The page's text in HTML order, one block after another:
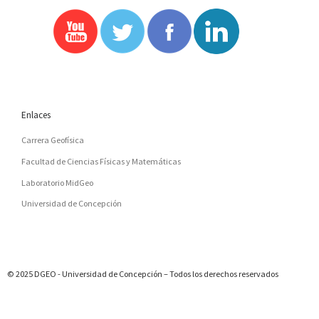
ENTRADAS
Enlaces
Carrera Geofísica
Facultad de Ciencias Físicas y Matemáticas
Laboratorio MidGeo
Universidad de Concepción